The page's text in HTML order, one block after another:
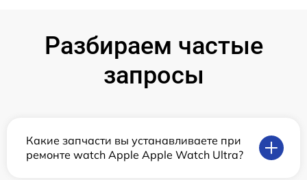
Разбираем частые
запросы
Какие запчасти вы устанавливаете при
ремонте watch Apple Apple Watch Ultra?